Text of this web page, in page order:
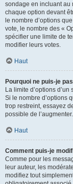
sondage en incluant au
chaque option devant
le nombre d’options
vote, le nombre des «
spécifier une limite de
modifier leurs votes.
Haut
Pourquoi ne puis-je
La limite d’options
Si le nombre d’options
trop restreint, essayez
possible de l’augmenter.
Haut
Comment puis-je
Comme pour les
leur auteur, les
modifiez tout